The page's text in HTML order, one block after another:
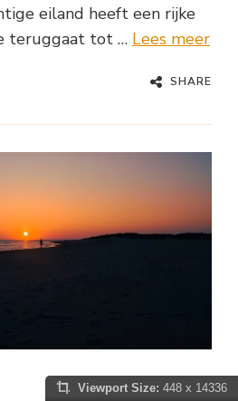
eiland heeft een rijke
teruggaat tot … Lees meer
SHARE
Viewport Size: 448 x 14336